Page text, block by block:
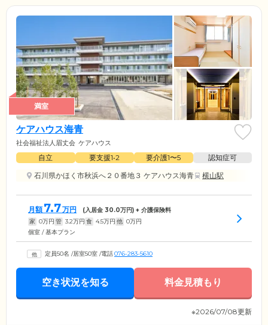
満室
ケアハウス海青
社会福祉法人眉丈会 ケアハウス
自立 要支援1•2 要介護1〜5
認知症可
石川県かほく市秋浜へ２０番地３ ケアハウス海青
横山駅
月額 7.7万円 (入居金 30.0万円) + 介護保険料
家 0万円 管 3.2万円 食 4.5万円 他 0万円
個室 / 基本プラン
定員50名 /居室50室 /電話076-283-5610
空き状況を知る 料金見積もり
※2026/07/08更新